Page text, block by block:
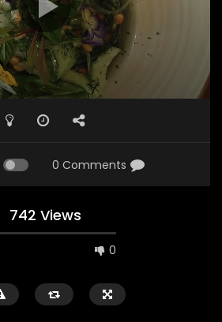
0 Comments
742 Views
0